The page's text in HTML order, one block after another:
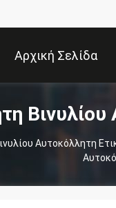
Αρχική Σελίδα
Αυτοκόλλητη